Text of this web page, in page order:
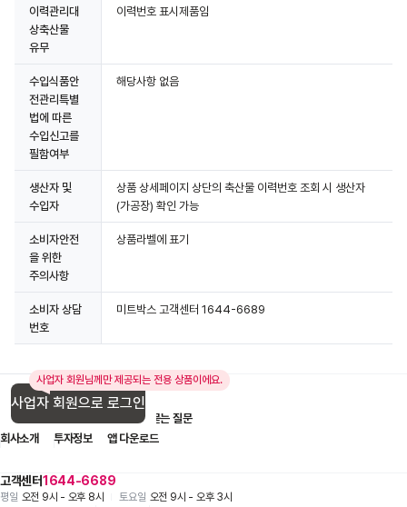
이력관리대
상축산물
유무
이력번호 표시제품임
수입식품안
전관리특별
법에 따른
수입신고를
필함여부
해당사항 없음
생산자 및
수입자
상품 상세페이지 상단의 축산물 이력번호 조회 시 생산자
(가공장) 확인 가능
소비자안전
을 위한
주의사항
상품라벨에 표기
소비자 상담
번호
미트박스 고객센터 1644-6689
사업자 회원님께만 제공되는 전용 상품이에요.
사업자 회원으로 로그인
고객센터1644-6689
평일 오전 9시 - 오후 8시 토요일 오전 9시 - 오후 3시
입점 제휴 문의
자주 묻는 질문
회사소개
투자정보 앱 다운로드